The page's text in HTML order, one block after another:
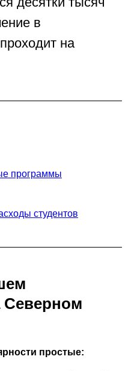
в
на
программы
студентов
Северном
простые: